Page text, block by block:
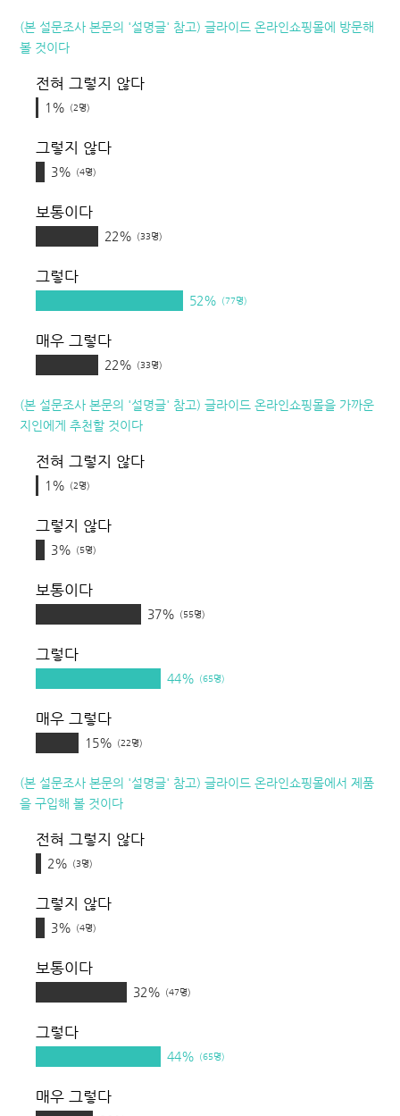
(본 설문조사 본문의 '설명글' 참고) 글라이드 온라인쇼핑몰에 방문해
볼 것이다
전혀 그렇지 않다
1% (2명)
그렇지 않다
3% (4명)
보통이다
22% (33명)
그렇다
52% (77명)
매우 그렇다
22% (33명)
(본 설문조사 본문의 '설명글' 참고) 글라이드 온라인쇼핑몰을 가까운
지인에게 추천할 것이다
전혀 그렇지 않다
1% (2명)
그렇지 않다
3% (5명)
보통이다
37% (55명)
그렇다
44% (65명)
매우 그렇다
15% (22명)
(본 설문조사 본문의 '설명글' 참고) 글라이드 온라인쇼핑몰에서 제품
을 구입해 볼 것이다
전혀 그렇지 않다
2% (3명)
그렇지 않다
3% (4명)
보통이다
32% (47명)
그렇다
44% (65명)
매우 그렇다